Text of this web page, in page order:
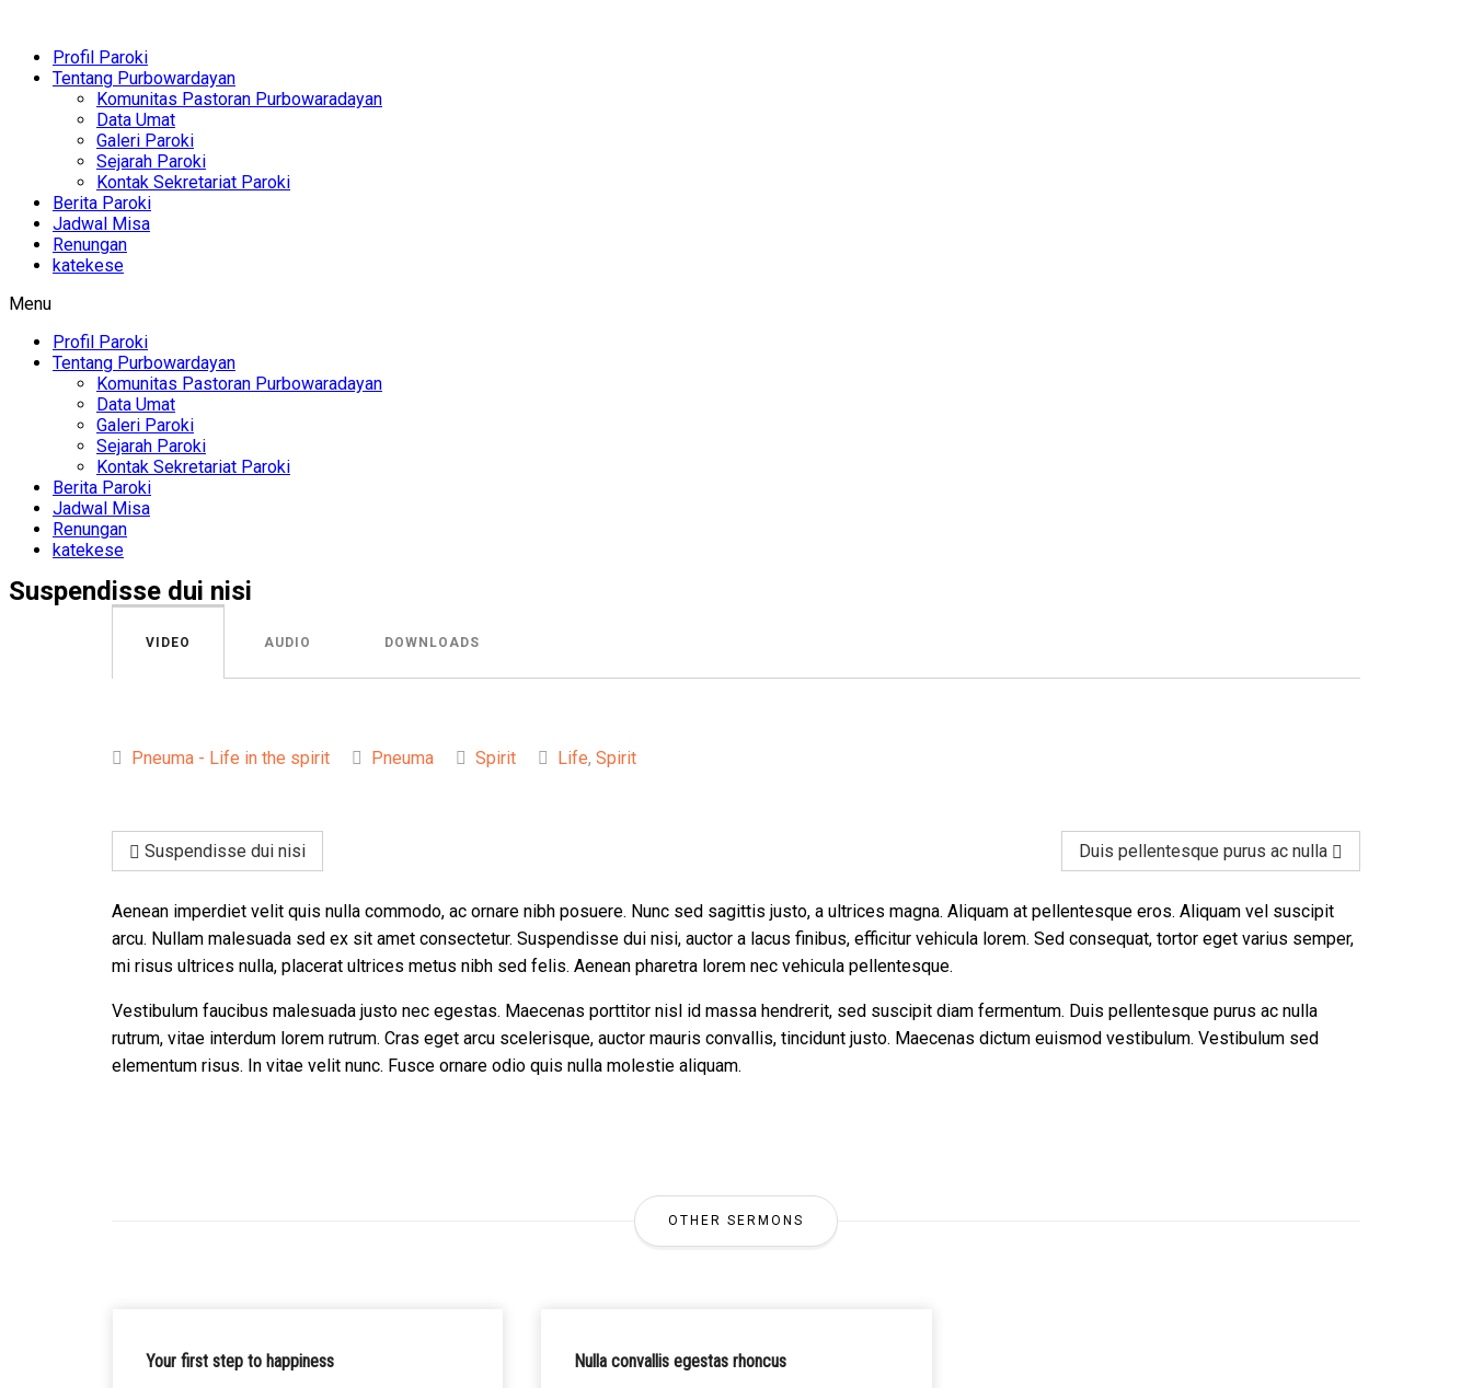
Profil Paroki
Tentang Purbowardayan
Komunitas Pastoran Purbowaradayan
Data Umat
Galeri Paroki
Sejarah Paroki
Kontak Sekretariat Paroki
Berita Paroki
Jadwal Misa
Renungan
katekese
Menu
Profil Paroki
Tentang Purbowardayan
Komunitas Pastoran Purbowaradayan
Data Umat
Galeri Paroki
Sejarah Paroki
Kontak Sekretariat Paroki
Berita Paroki
Jadwal Misa
Renungan
katekese
Suspendisse dui nisi
VIDEO AUDIO DOWNLOADS
Pneuma - Life in the spirit Pneuma Spirit Life, Spirit
Suspendisse dui nisi Duis pellentesque purus ac nulla
Aenean imperdiet velit quis nulla commodo, ac ornare nibh posuere. Nunc sed sagittis justo, a ultrices magna. Aliquam at pellentesque eros. Aliquam vel suscipit
arcu. Nullam malesuada sed ex sit amet consectetur. Suspendisse dui nisi, auctor a lacus finibus, efficitur vehicula lorem. Sed consequat, tortor eget varius semper,
mi risus ultrices nulla, placerat ultrices metus nibh sed felis. Aenean pharetra lorem nec vehicula pellentesque.
Vestibulum faucibus malesuada justo nec egestas. Maecenas porttitor nisl id massa hendrerit, sed suscipit diam fermentum. Duis pellentesque purus ac nulla
rutrum, vitae interdum lorem rutrum. Cras eget arcu scelerisque, auctor mauris convallis, tincidunt justo. Maecenas dictum euismod vestibulum. Vestibulum sed
elementum risus. In vitae velit nunc. Fusce ornare odio quis nulla molestie aliquam.
OTHER SERMONS
Your first step to happiness
Nulla convallis egestas rhoncus